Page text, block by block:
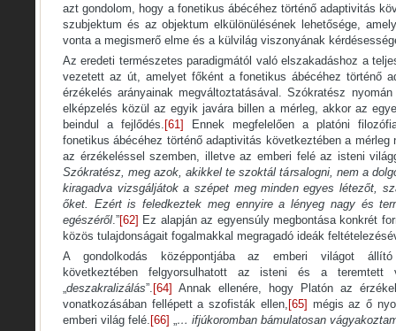
azt gondolom, hogy a fonetikus ábécéhez történő adaptivitás
szubjektum és az objektum elkülönülésének lehetősége,
vonta a megismerő elme és a külvilág viszonyának
Az eredeti természetes paradigmától való elszakadáshoz a
vezetett az út, amelyet főként a fonetikus ábécéhez történő
érzékelés arányainak megváltoztatásával. Szókratész
elképzelés közül az egyik javára billen a mérleg, akkor az
beindul a fejlődés. [61] Ennek megfelelően a platóni
fonetikus ábécéhez történő adaptivitás következtében a
az érzékeléssel szemben, illetve az emberi felé az isteni
Szókratész, meg azok, akikkel te szoktál társalogni, nem a
kiragadva vizsgáljátok a szépet meg minden egyes létezőt,
őket. Ezért is feledkeztek meg ennyire a lényeg nagy és
egészéről .”[62] Ez alapján az egyensúly megbontása konkrét
közös tulajdonságait fogalmakkal megragadó ideák
A gondolkodás középpontjába az emberi világot
következtében felgyorsulhatott az isteni és a teremtett
deszakralizálás”. [64] Annak ellenére, hogy Platón az
vonatkozásában fellépett a szofisták ellen, [65] mégis az ő
emberi világ felé. [66]
… ifjúkoromban bámulatosan